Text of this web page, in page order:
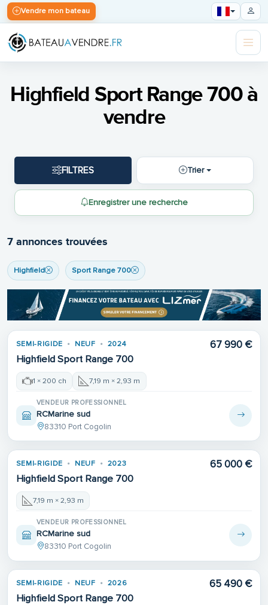
Vendre mon bateau
Highfield Sport Range 700 à
vendre
FILTRES Trier
Enregistrer une recherche
7 annonces trouvées
Highfield Sport Range 700
SEMI-RIGIDE NEUF 2024
Highfield Sport Range 700
67 990 €
1 × 200 ch 7,19 m × 2,93 m
VENDEUR PROFESSIONNEL
RCMarine sud
83310 Port Cogolin
SEMI-RIGIDE NEUF 2023
Highfield Sport Range 700
65 000 €
7,19 m × 2,93 m
VENDEUR PROFESSIONNEL
RCMarine sud
83310 Port Cogolin
SEMI-RIGIDE NEUF 2026
Highfield Sport Range 700
65 490 €